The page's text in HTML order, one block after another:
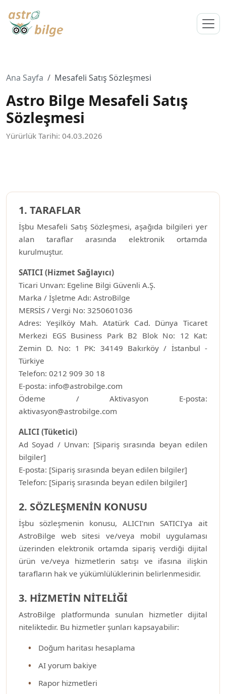
Ana Sayfa Mesafeli Satış Sözleşmesi
Astro Bilge Mesafeli Satış
Sözleşmesi
Yürürlük Tarihi: 04.03.2026
1. TARAFLAR
İşbu Mesafeli Satış Sözleşmesi, aşağıda bilgileri yer
alan taraflar arasında elektronik ortamda
kurulmuştur.
SATICI (Hizmet Sağlayıcı)
Ticari Unvan: Egeline Bilgi Güvenli A.Ş.
Marka / İşletme Adı: AstroBilge
MERSİS / Vergi No: 3250601036
Adres: Yeşilköy Mah. Atatürk Cad. Dünya Ticaret
Merkezi EGS Business Park B2 Blok No: 12 Kat:
Zemin D. No: 1 PK: 34149 Bakırköy / İstanbul -
Türkiye
Telefon: 0212 909 30 18
E-posta: info@astrobilge.com
Ödeme / Aktivasyon E-posta:
aktivasyon@astrobilge.com
ALICI (Tüketici)
Ad Soyad / Unvan: [Sipariş sırasında beyan edilen
bilgiler]
E-posta: [Sipariş sırasında beyan edilen bilgiler]
Telefon: [Sipariş sırasında beyan edilen bilgiler]
2. SÖZLEŞMENİN KONUSU
İşbu sözleşmenin konusu, ALICI'nın SATICI'ya ait
AstroBilge web sitesi ve/veya mobil uygulaması
üzerinden elektronik ortamda sipariş verdiği dijital
ürün ve/veya hizmetlerin satışı ve ifasına ilişkin
tarafların hak ve yükümlülüklerinin belirlenmesidir.
3. HİZMETİN NİTELİĞİ
AstroBilge platformunda sunulan hizmetler dijital
niteliktedir. Bu hizmetler şunları kapsayabilir:
Doğum haritası hesaplama
AI yorum bakiye
Rapor hizmetleri